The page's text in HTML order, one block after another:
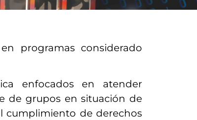
programas considerado
enfocados en atender
de grupos en situación de
cumplimiento de derechos